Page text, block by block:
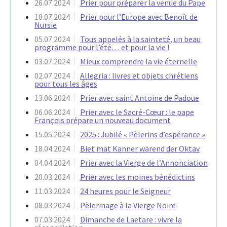
26.07.2024
Prier pour préparer la venue du Pape
18.07.2024
Prier pour l’Europe avec Benoît de
Nursie
05.07.2024
Tous appelés à la sainteté, un beau
programme pour l’été… et pour la vie !
03.07.2024
Mieux comprendre la vie éternelle
02.07.2024
Allegria : livres et objets chrétiens
pour tous les âges
13.06.2024
Prier avec saint Antoine de Padoue
06.06.2024
Prier avec le Sacré-Cœur : le pape
François prépare un nouveau document
15.05.2024
2025 : Jubilé « Pèlerins d’espérance »
18.04.2024
Biet mat Kanner wärend der Oktav
04.04.2024
Prier avec la Vierge de l’Annonciation
20.03.2024
Prier avec les moines bénédictins
11.03.2024
24 heures pour le Seigneur
08.03.2024
Pèlerinage à la Vierge Noire
07.03.2024
Dimanche de Laetare : vivre la